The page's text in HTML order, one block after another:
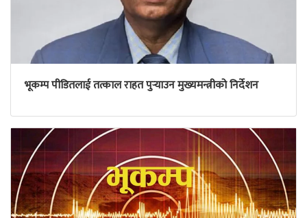
भूकम्प पीडितलाई तत्काल राहत पुर्‍याउन मुख्यमन्त्रीको निर्देशन